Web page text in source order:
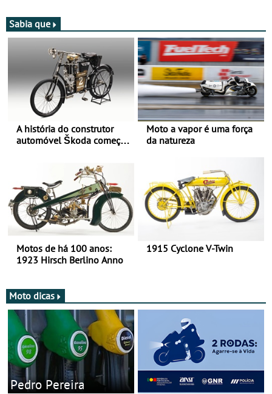
Sabia que
A história do construtor
automóvel Škoda começou
Moto a vapor é uma força
da natureza
Motos de há 100 anos:
1923 Hirsch Berlino Anno
1915 Cyclone V-Twin
Moto dicas
Pedro Pereira